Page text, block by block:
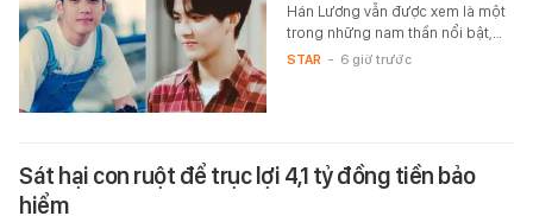
Hán Lương vẫn được xem là một
trong những nam thần nổi bật,…
STAR - 6 giờ trước
Sát hại con ruột để trục lợi 4,1 tỷ đồng tiền bảo
hiểm